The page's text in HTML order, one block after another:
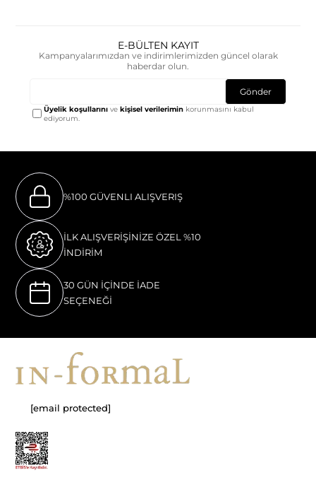
E-BÜLTEN KAYIT
Kampanyalarımızdan ve indirimlerimizden güncel olarak
haberdar olun.
Gönder
Üyelik koşullarını vekişisel verilerimin korunmasını kabul
ediyorum.
%100 GÜVENLI ALIŞVERIŞ
İLK ALIŞVERİŞİNİZE ÖZEL %10
İNDİRİM
30 GÜN İÇİNDE İADE
SEÇENEĞİ
[email protected]